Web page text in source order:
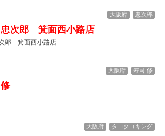
大阪府 忠次郎
忠次郎 箕面西小路店
郎 箕面西小路店
大阪府 寿司 修
大阪府 タコタコキング